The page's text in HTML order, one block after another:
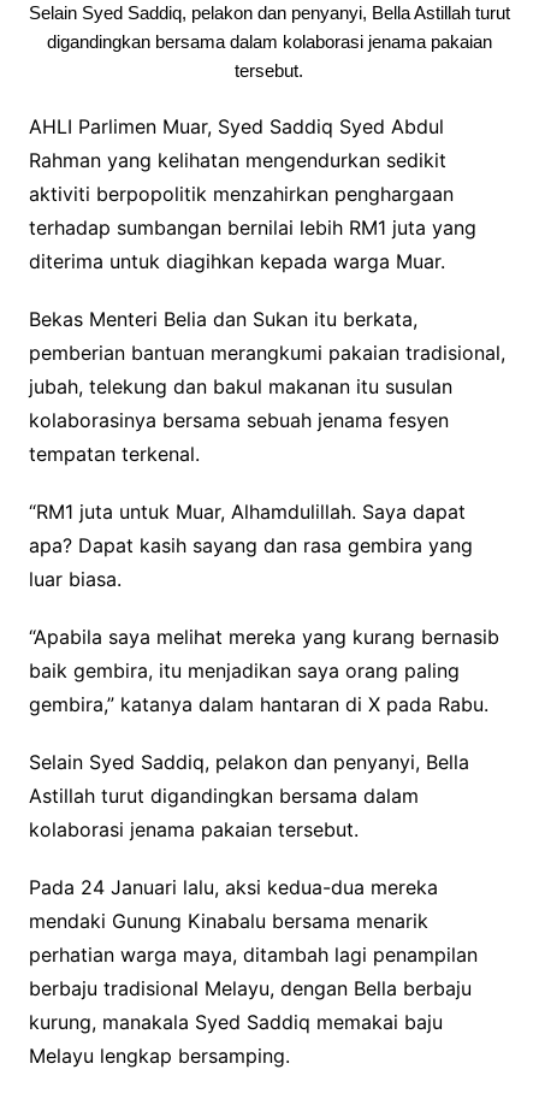
Selain Syed Saddiq, pelakon dan penyanyi, Bella Astillah turut
digandingkan bersama dalam kolaborasi jenama pakaian
tersebut.
AHLI Parlimen Muar, Syed Saddiq Syed Abdul
Rahman yang kelihatan mengendurkan sedikit
aktiviti berpopolitik menzahirkan penghargaan
terhadap sumbangan bernilai lebih RM1 juta yang
diterima untuk diagihkan kepada warga Muar.
Bekas Menteri Belia dan Sukan itu berkata,
pemberian bantuan merangkumi pakaian tradisional,
jubah, telekung dan bakul makanan itu susulan
kolaborasinya bersama sebuah jenama fesyen
tempatan terkenal.
“RM1 juta untuk Muar, Alhamdulillah. Saya dapat
apa? Dapat kasih sayang dan rasa gembira yang
luar biasa.
“Apabila saya melihat mereka yang kurang bernasib
baik gembira, itu menjadikan saya orang paling
gembira,” katanya dalam hantaran di X pada Rabu.
Selain Syed Saddiq, pelakon dan penyanyi, Bella
Astillah turut digandingkan bersama dalam
kolaborasi jenama pakaian tersebut.
Pada 24 Januari lalu, aksi kedua-dua mereka
mendaki Gunung Kinabalu bersama menarik
perhatian warga maya, ditambah lagi penampilan
berbaju tradisional Melayu, dengan Bella berbaju
kurung, manakala Syed Saddiq memakai baju
Melayu lengkap bersamping.